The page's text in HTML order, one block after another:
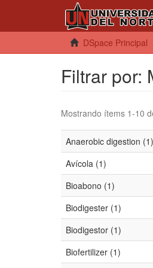
DSpace Principal
Filtrar por:
Mostrando ítems 1-10
Anaerobic digestion (1)
Avícola (1)
Bioabono (1)
Biodigester (1)
Biodigestor (1)
Biofertilizer (1)